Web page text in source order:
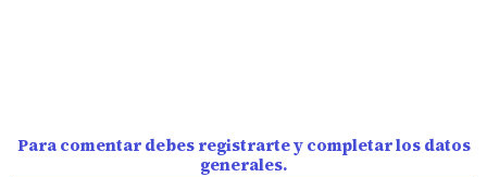
Para comentar debes registrarte y completar los datos
generales.